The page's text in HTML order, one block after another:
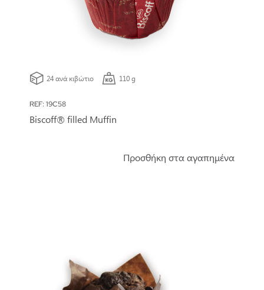
24 ανά κιβώτιο 110 g
REF: 19C58
Biscoff® filled Muffin
Προσθήκη στα αγαπημένα